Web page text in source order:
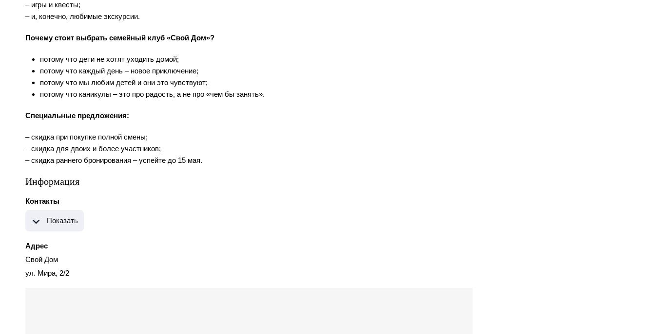
– игры и квесты;
– и, конечно, любимые экскурсии.
Почему стоит выбрать семейный клуб «Свой Дом»?
потому что дети не хотят уходить домой;
потому что каждый день – новое приключение;
потому что мы любим детей и они это чувствуют;
потому что каникулы – это про радость, а не про «чем бы занять».
Специальные предложения:
– скидка при покупке полной смены;
– скидка для двоих и более участников;
– скидка раннего бронирования – успейте до 15 мая.
Информация
Контакты
Показать
Адрес
Свой Дом
ул. Мира, 2/2